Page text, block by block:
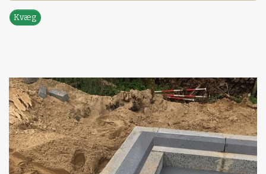
Kvæg